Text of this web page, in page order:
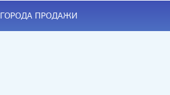
ГОРОДА ПРОДАЖИ